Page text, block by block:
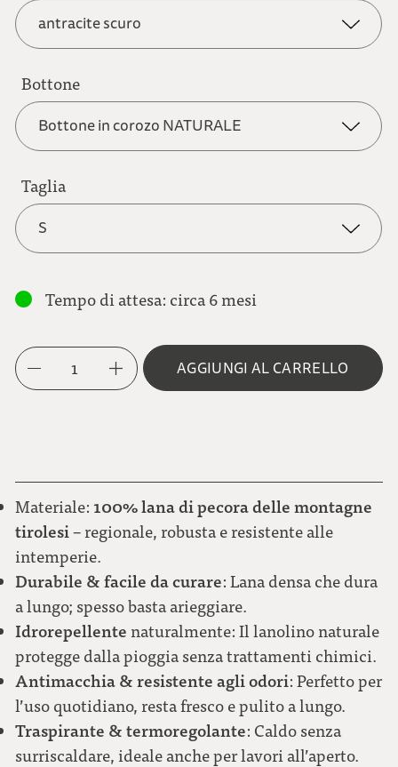
grigio chiaro
antracite scuro
blu scuro
grigio-marrone
rosso scuro
verde
Bottone
Bottone in corozo NATURALE
Bottone in metallo FIORE
Taglia
S
L
Tempo di attesa: circa 6 mesi
1 AGGIUNGI AL CARRELLO
Materiale: 100% lana di pecora delle montagne
tirolesi– regionale, robusta e resistente alle
intemperie.
Durabile & facile da curare: Lana densa che dura
a lungo; spesso basta arieggiare.
Idrorepellentenaturalmente: Il lanolino naturale
protegge dalla pioggia senza trattamenti chimici.
Antimacchia & resistente agli odori: Perfetto per
l’uso quotidiano, resta fresco e pulito a lungo.
Traspirante & termoregolante: Caldo senza
surriscaldare, ideale anche per lavori all’aperto.